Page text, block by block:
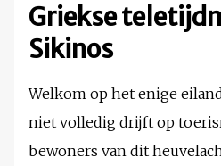
Griekse
Sikinos
Welkom op het enige
niet volledig drijft op
bewoners van dit